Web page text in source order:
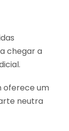
chegar a
oferece um
neutra